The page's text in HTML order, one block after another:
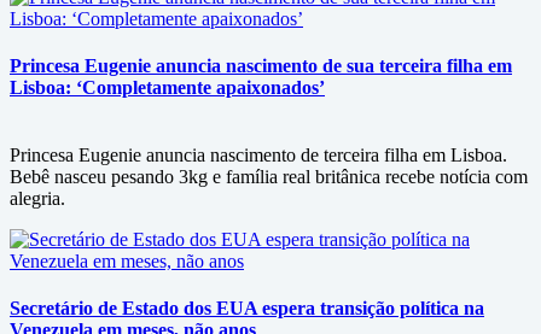
Princesa Eugenie anuncia nascimento de sua terceira filha em
Lisboa: ‘Completamente apaixonados’
Princesa Eugenie anuncia nascimento de terceira filha em Lisboa.
Bebê nasceu pesando 3kg e família real britânica recebe notícia com
alegria.
Secretário de Estado dos EUA espera transição política na
Venezuela em meses, não anos